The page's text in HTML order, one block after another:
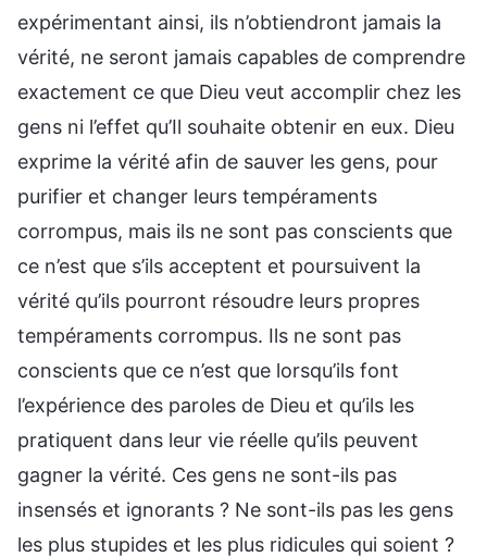
expérimentant ainsi, ils n’obtiendront jamais la
vérité, ne seront jamais capables de comprendre
exactement ce que Dieu veut accomplir chez les
gens ni l’effet qu’Il souhaite obtenir en eux. Dieu
exprime la vérité afin de sauver les gens, pour
purifier et changer leurs tempéraments
corrompus, mais ils ne sont pas conscients que
ce n’est que s’ils acceptent et poursuivent la
vérité qu’ils pourront résoudre leurs propres
tempéraments corrompus. Ils ne sont pas
conscients que ce n’est que lorsqu’ils font
l’expérience des paroles de Dieu et qu’ils les
pratiquent dans leur vie réelle qu’ils peuvent
gagner la vérité. Ces gens ne sont-ils pas
insensés et ignorants ? Ne sont-ils pas les gens
les plus stupides et les plus ridicules qui soient ?